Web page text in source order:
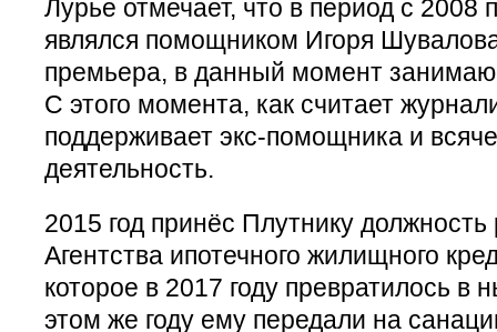
Лурье отмечает, что в период с 2008
являлся помощником Игоря
премьера, в данный момент
С этого момента, как считает
поддерживает экс-помощника и
деятельность.
2015 год принёс Плутнику должность
Агентства ипотечного жилищного
которое в 2017 году превратилось
этом же году ему передали на